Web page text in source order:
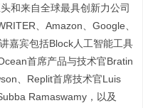
和来自全球最具创新力公司
、Amazon、Google、
嘉宾包括Block人工智能工具
首席产品与技术官Bratin
、Replit首席技术官Luis
Ramaswamy，以及